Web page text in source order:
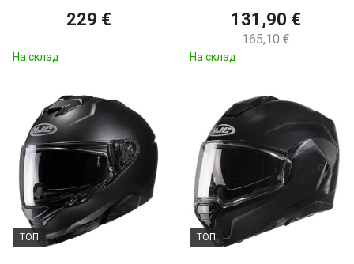
229 €
На склад
131,90 €
165,10 €
На склад
ТОП ТОП